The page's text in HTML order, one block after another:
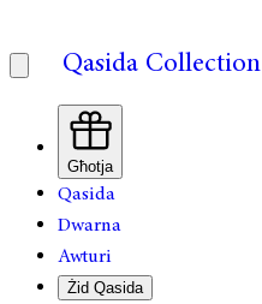
Qasida Collection
Għotja
Qasida
Dwarna
Awturi
Żid Qasida